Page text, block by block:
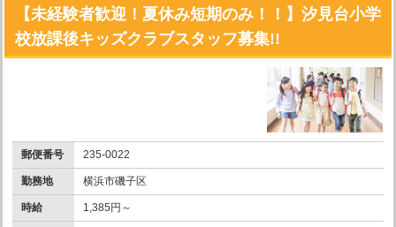
【未経験者歓迎！夏休み短期のみ！！】汐見台小学
校放課後キッズクラブスタッフ募集!!
郵便番号 235-0022
勤務地 横浜市磯子区
時給 1,385円～